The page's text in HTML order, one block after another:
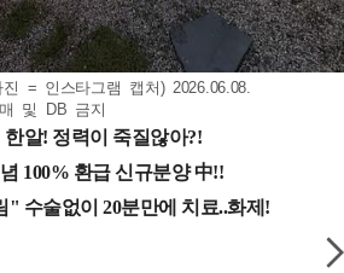
= 인스타그램 캡처) 2026.06.08.
및 DB 금지